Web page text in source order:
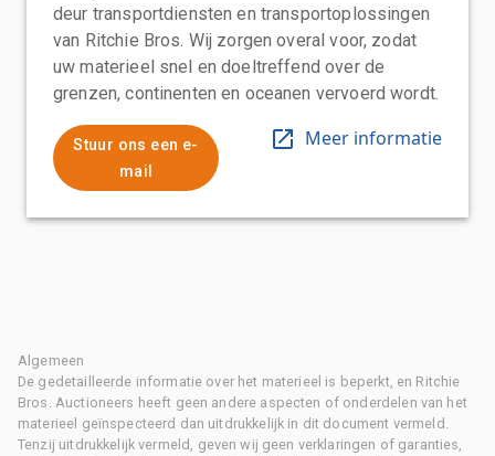
deur transportdiensten en transportoplossingen
van Ritchie Bros. Wij zorgen overal voor, zodat
uw materieel snel en doeltreffend over de
grenzen, continenten en oceanen vervoerd wordt.
Stuur ons een e-
mail
Meer informatie
Algemeen
De gedetailleerde informatie over het materieel is beperkt, en Ritchie
Bros. Auctioneers heeft geen andere aspecten of onderdelen van het
materieel geïnspecteerd dan uitdrukkelijk in dit document vermeld.
Tenzij uitdrukkelijk vermeld, geven wij geen verklaringen of garanties,